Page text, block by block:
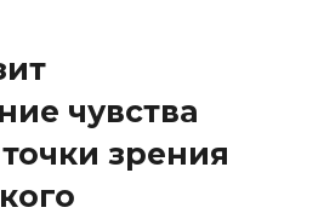
чувства
зрения